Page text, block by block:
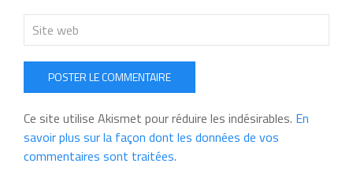
POSTER LE COMMENTAIRE
Ce site utilise Akismet pour réduire les indésirables. En
savoir plus sur la façon dont les données de vos
commentaires sont traitées.